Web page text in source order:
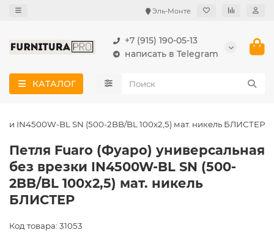
Эль-Монте
+7 (915) 190-05-13
написать в Telegram
КАТАЛОГ
IN4500W-BL SN (500-2BB/BL 100x2,5) мат. никель БЛИСТЕР
Петля Fuaro (Фуаро) универсальная
без врезки IN4500W-BL SN (500-
2BB/BL 100x2,5) мат. никель
БЛИСТЕР
Код товара: 31053